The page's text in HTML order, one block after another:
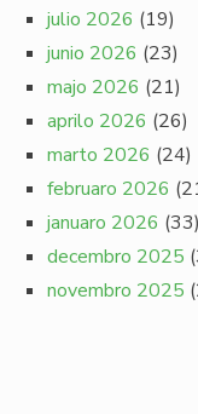
julio 2026 (19)
junio 2026 (23)
majo 2026 (21)
aprilo 2026 (26)
marto 2026 (24)
februaro 2026
januaro 2026 (33)
decembro 2025
novembro 2025